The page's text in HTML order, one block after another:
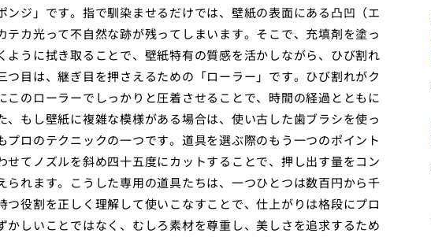
ジ」です。指で馴染ませるだけでは、壁紙の表面にある凸凹（エ
カ光って不自然な跡が残ってしまいます。そこで、充填剤を塗っ
うに拭き取ることで、壁紙特有の質感を活かしながら、ひび割れ
目は、継ぎ目を押さえるための「ローラー」です。ひび割れがク
のローラーでしっかりと圧着させることで、時間の経過とともに
もし壁紙に複雑な模様がある場合は、使い古した歯ブラシを使っ
ロのテクニックの一つです。道具を選ぶ際のもう一つのポイント
てノズルを斜め四十五度にカットすることで、押し出す量をコン
られます。こうした専用の道具たちは、一つひとつは数百円から千
役割を正しく理解して使いこなすことで、仕上がりは格段にプロ
しいことではなく、むしろ素材を尊重し、美しさを追求するため